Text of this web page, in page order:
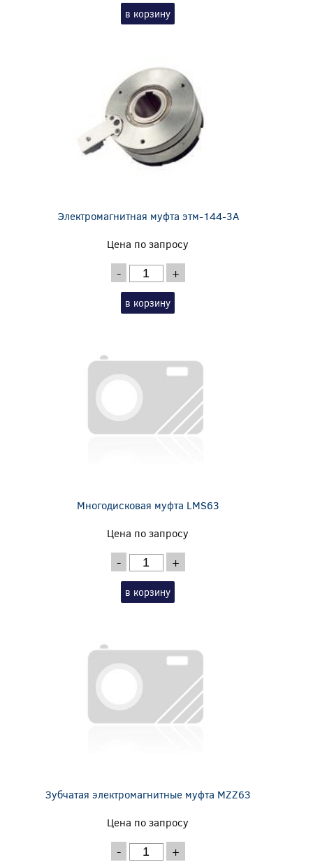
в корзину
Электромагнитная муфта этм-144-3А
Цена по запросу
- +
в корзину
Многодисковая муфта LMS63
Цена по запросу
- +
в корзину
Зубчатая электромагнитные муфта MZZ63
Цена по запросу
- +